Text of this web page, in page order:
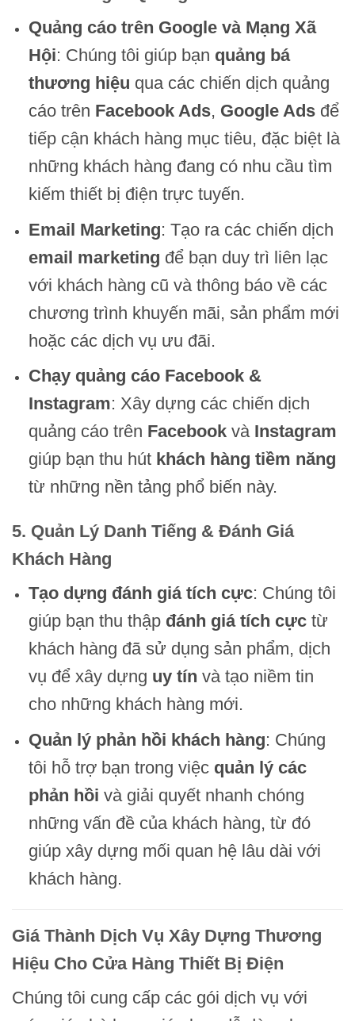
Quảng cáo trên Google và Mạng Xã
Hội: Chúng tôi giúp bạn quảng bá
thương hiệu qua các chiến dịch quảng
cáo trên Facebook Ads, Google Adsđể
tiếp cận khách hàng mục tiêu, đặc biệt là
những khách hàng đang có nhu cầu tìm
kiếm thiết bị điện trực tuyến.
Email Marketing: Tạo ra các chiến dịch
email marketing để bạn duy trì liên lạc
với khách hàng cũ và thông báo về các
chương trình khuyến mãi, sản phẩm mới
hoặc các dịch vụ ưu đãi.
Chạy quảng cáo Facebook &
Instagram: Xây dựng các chiến dịch
quảng cáo trên Facebookvà Instagram
giúp bạn thu hút khách hàng tiềm năng
từ những nền tảng phổ biến này.
5. Quản Lý Danh Tiếng & Đánh Giá
Khách Hàng
Tạo dựng đánh giá tích cực: Chúng tôi
giúp bạn thu thập đánh giá tích cựctừ
khách hàng đã sử dụng sản phẩm, dịch
vụ để xây dựng uy tín và tạo niềm tin
cho những khách hàng mới.
Quản lý phản hồi khách hàng: Chúng
tôi hỗ trợ bạn trong việc quản lý các
phản hồi và giải quyết nhanh chóng
những vấn đề của khách hàng, từ đó
giúp xây dựng mối quan hệ lâu dài với
khách hàng.
Giá Thành Dịch Vụ Xây Dựng Thương
Hiệu Cho Cửa Hàng Thiết Bị Điện
Chúng tôi cung cấp các gói dịch vụ với